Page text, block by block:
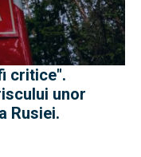
critice".
unor
Rusiei.